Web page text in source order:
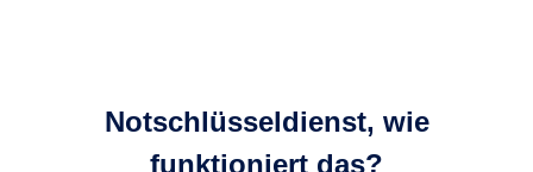
Notschlüsseldienst, wie
funktioniert das?